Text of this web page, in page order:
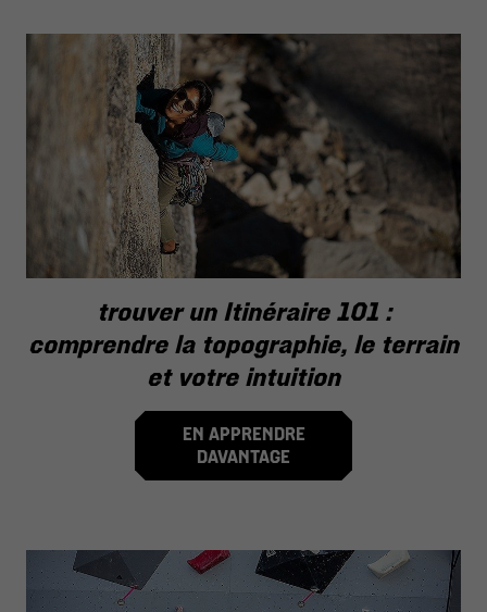
trouver un Itinéraire 101 :
comprendre la topographie, le terrain
et votre intuition
EN APPRENDRE
DAVANTAGE